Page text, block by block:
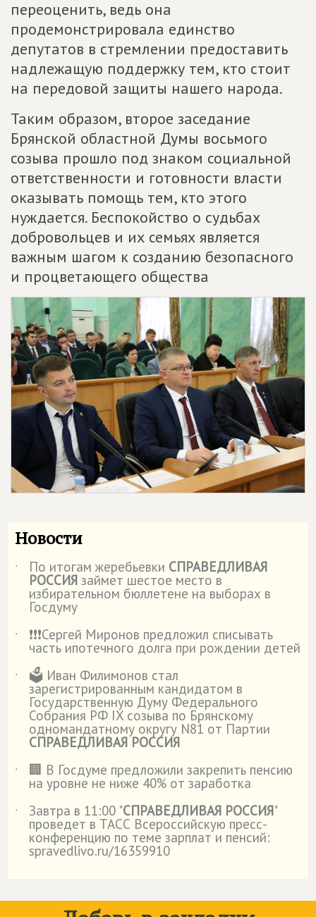
переоценить, ведь она
продемонстрировала единство
депутатов в стремлении предоставить
надлежащую поддержку тем, кто стоит
на передовой защиты нашего народа.
Таким образом, второе заседание
Брянской областной Думы восьмого
созыва прошло под знаком социальной
ответственности и готовности власти
оказывать помощь тем, кто этого
нуждается. Беспокойство о судьбах
добровольцев и их семьях является
важным шагом к созданию безопасного
и процветающего общества
Новости
˙ По итогам жеребьевки СПРАВЕДЛИВАЯ
РОССИЯ займет шестое место в
избирательном бюллетене на выборах в
Госдуму
˙
❗️❗️❗️Сергей Миронов предложил списывать
часть ипотечного долга при рождении детей
˙
🗳️ Иван Филимонов стал
зарегистрированным кандидатом в
Государственную Думу Федерального
Собрания РФ IX созыва по Брянскому
одномандатному округу N81 от Партии
СПРАВЕДЛИВАЯ РОССИЯ
˙
🏢 В Госдуме предложили закрепить пенсию
на уровне не ниже 40% от заработка
˙
Завтра в 11:00 "СПРАВЕДЛИВАЯ РОССИЯ"
проведет в ТАСС Всероссийскую пресс-
конференцию по теме зарплат и пенсий:
spravedlivo.ru/16359910